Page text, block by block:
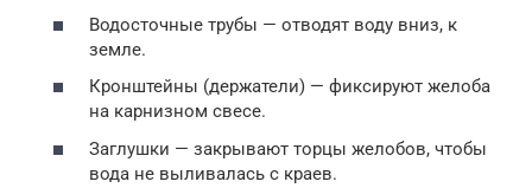
Водосточные трубы — отводят воду вниз, к
земле.
Кронштейны (держатели) — фиксируют желоба
на карнизном свесе.
Заглушки — закрывают торцы желобов, чтобы
вода не выливалась с краев.